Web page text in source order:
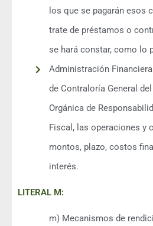
los que se pagarán esos
trate de préstamos o
se hará constar, como lo
Administración
de Contraloría General
Orgánica de
Fiscal, las operaciones y
montos, plazo, costos
interés.
LITERAL M:
m) Mecanismos de